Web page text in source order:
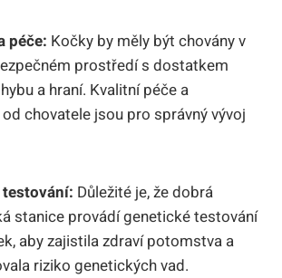
péče: Kočky ​by ​měly být chovány v
‍prostředí⁣ s dostatkem
a hraní. Kvalitní ⁤péče‌ a
chovatele jsou pro správný‌ vývoj
Důležité je, že dobrá ​
stanice provádí​ genetické testování
aby ‍zajistila zdraví potomstva a
riziko genetických vad.